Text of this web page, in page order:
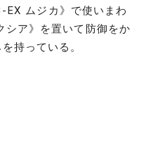
EX ムジカ》で使いまわ
シア》を置いて防御をか
持っている。